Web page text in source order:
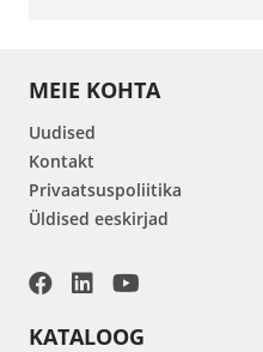
MEIE KOHTA
Uudised
Kontakt
Privaatsuspoliitika
Üldised eeskirjad
KATALOOG